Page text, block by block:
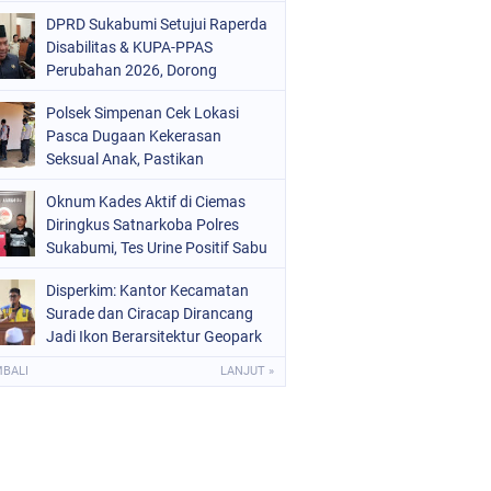
DPRD Sukabumi Setujui Raperda
Disabilitas & KUPA-PPAS
Perubahan 2026, Dorong
Polsek Simpenan Cek Lokasi
Pasca Dugaan Kekerasan
Seksual Anak, Pastikan
Oknum Kades Aktif di Ciemas
Diringkus Satnarkoba Polres
Sukabumi, Tes Urine Positif Sabu
Disperkim: Kantor Kecamatan
Surade dan Ciracap Dirancang
Jadi Ikon Berarsitektur Geopark
LANJUT »